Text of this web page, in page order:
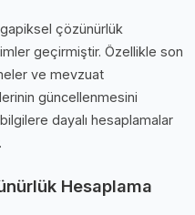
çözünürlük
geçirmiştir. Özellikle son
ve mevzuat
güncellenmesini
dayalı hesaplamalar
Hesaplama